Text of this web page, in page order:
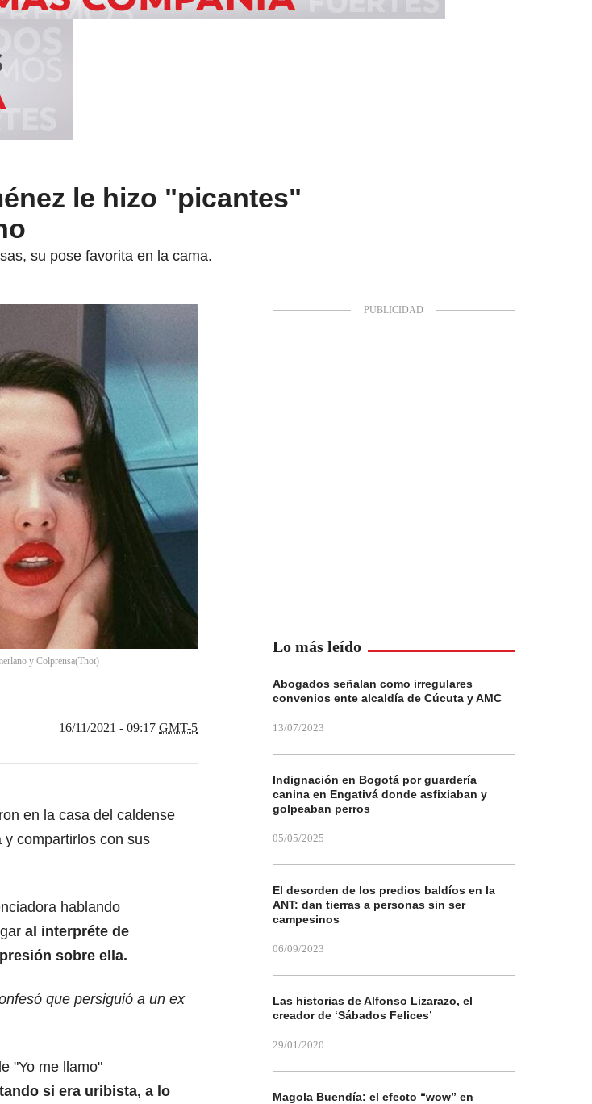
le hizo "picantes"
su pose favorita en la cama.
y Colprensa(Thot)
16/11/2021 - 09:17 GMT-5
en la casa del caldense
compartirlos con sus
hablando
al interpréte de
sobre ella.
que persiguió a un ex
"Yo me llamo"
si era uribista, a lo
Lo más leído
Abogados señalan como irregulares
convenios ente alcaldía de Cúcuta y AMC
13/07/2023
Indignación en Bogotá por guardería
canina en Engativá donde asfixiaban y
golpeaban perros
05/05/2025
El desorden de los predios baldíos en la
ANT: dan tierras a personas sin ser
campesinos
06/09/2023
Las historias de Alfonso Lizarazo, el
creador de ‘Sábados Felices’
29/01/2020
Magola Buendía: el efecto “wow” en